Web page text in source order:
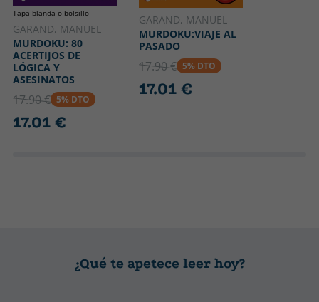
Tapa blanda o bolsillo
GARAND, MANUEL
MURDOKU: 80
ACERTIJOS DE
LÓGICA Y
ASESINATOS
17.90 € 5% DTO
17.01 €
GARAND, MANUEL
MURDOKU:VIAJE AL
PASADO
17.90 € 5% DTO
17.01 €
¿Qué te apetece leer hoy?